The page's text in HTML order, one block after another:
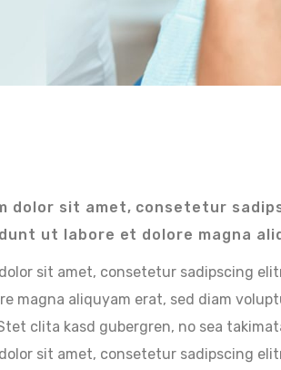
dolor sit amet, consetetur
ut labore et dolore magna
sit amet, consetetur sadipscing
magna aliquyam erat, sed diam
clita kasd gubergren, no sea
sit amet, consetetur sadipscing